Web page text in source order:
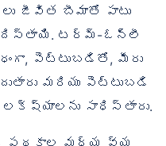
జీవిత బీమాతో పాటు
టర్మ్-ఓన్లీ
పెట్టుబడితో, మీరు
మరియు పెట్టుబడి
సాధిస్తారు.
పథకాల మధ్య వ్య